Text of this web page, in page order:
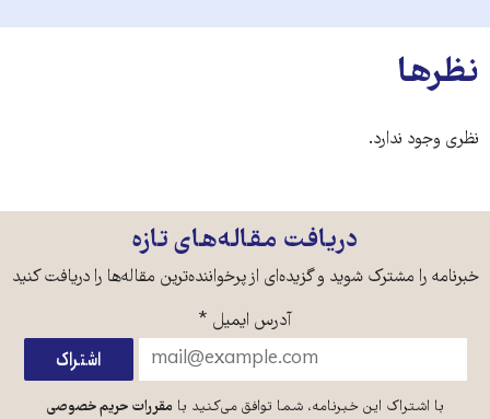
نظرها
نظری وجود ندارد.
دریافت مقاله‌های تازه
خبرنامه را مشترک شوید و گزیده‌ای از پرخواننده‌ترین مقاله‌ها را دریافت کنید
آدرس ایمیل *
با اشتراک این خبرنامه، شما توافق می‌کنید بامقررات حریم خصوصی